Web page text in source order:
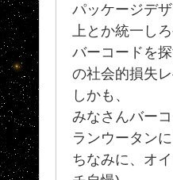
パッケージデ
上とか統一し
バーコードを
の社会的損失レ
しかも、
みなさんバー
ランウータン
ちなみに、オ